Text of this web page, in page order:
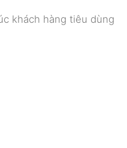
khách hàng tiêu dùng